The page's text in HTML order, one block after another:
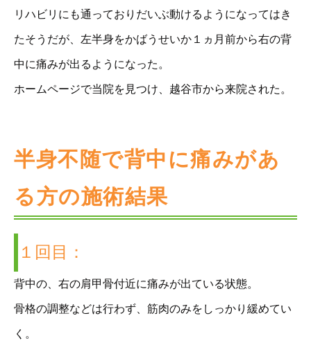
リハビリにも通っておりだいぶ動けるようになってはき
たそうだが、左半身をかばうせいか１ヵ月前から右の背
中に痛みが出るようになった。
ホームページで当院を見つけ、越谷市から来院された。
半身不随で背中に痛みがあ
る方の施術結果
１回目：
背中の、右の肩甲骨付近に痛みが出ている状態。
骨格の調整などは行わず、筋肉のみをしっかり緩めてい
く。